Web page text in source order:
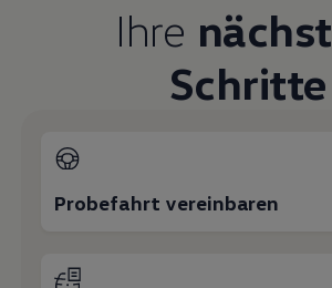
Ihre
Schritte
Probefahrt vereinbaren